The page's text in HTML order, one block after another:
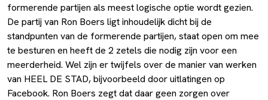
formerende partijen als meest logische optie wordt gezien.
De partij van Ron Boers ligt inhoudelijk dicht bij de
standpunten van de formerende partijen, staat open om mee
te besturen en heeft de 2 zetels die nodig zijn voor een
meerderheid. Wel zijn er twijfels over de manier van werken
van HEEL DE STAD, bijvoorbeeld door uitlatingen op
Facebook. Ron Boers zegt dat daar geen zorgen over